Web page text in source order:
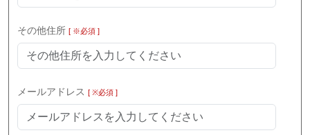
その他住所 [ ※必須 ]
メールアドレス [ ※必須 ]